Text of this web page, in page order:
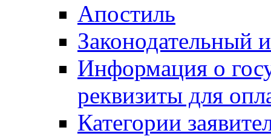
Апостиль
Законодательный
Информация о
реквизиты для
Категории